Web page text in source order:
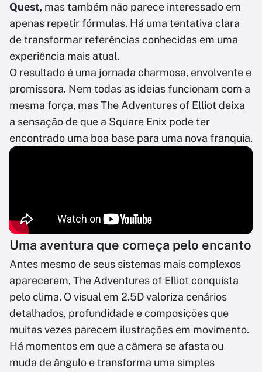
Quest, mas também não parece interessado em
apenas repetir fórmulas. Há uma tentativa clara
de transformar referências conhecidas em uma
experiência mais atual.
O resultado é uma jornada charmosa, envolvente e
promissora. Nem todas as ideias funcionam com a
mesma força, mas The Adventures of Elliot deixa
a sensação de que a Square Enix pode ter
encontrado uma boa base para uma nova franquia.
Uma aventura que começa pelo encanto
Antes mesmo de seus sistemas mais complexos
aparecerem, The Adventures of Elliot conquista
pelo clima. O visual em 2.5D valoriza cenários
detalhados, profundidade e composições que
muitas vezes parecem ilustrações em movimento.
Há momentos em que a câmera se afasta ou
muda de ângulo e transforma uma simples